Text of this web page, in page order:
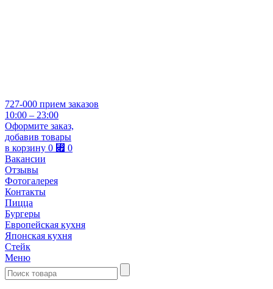
727-000 прием заказов
10:00 – 23:00
Оформите заказ,
добавив товары
в корзину 0 ⃏ 0
Вакансии
Отзывы
Фотогалерея
Контакты
Пицца
Бургеры
Европейская кухня
Японская кухня
Стейк
Меню